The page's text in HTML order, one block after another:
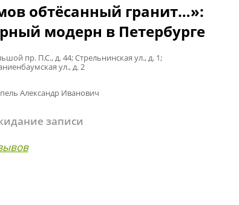
обтёсанный гранит…»:
модерн в Петербурге
пр. П.С., д. 44; Стрельнинская ул., д. 1;
ул., д. 2
Александр Иванович
записи